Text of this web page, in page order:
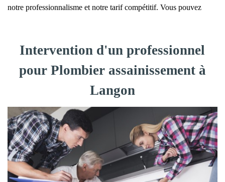
notre professionnalisme et notre tarif compétitif. Vous pouvez
Intervention d'un professionnel
pour Plombier assainissement à
Langon